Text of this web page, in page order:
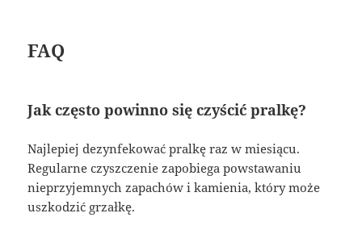
FAQ
Jak często powinno się czyścić pralkę?
Najlepiej dezynfekować pralkę raz w miesiącu.
Regularne czyszczenie zapobiega powstawaniu
nieprzyjemnych zapachów i kamienia, który może
uszkodzić grzałkę.